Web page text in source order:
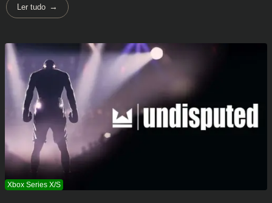
Ler tudo